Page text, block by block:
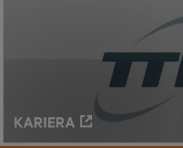
KARIERA